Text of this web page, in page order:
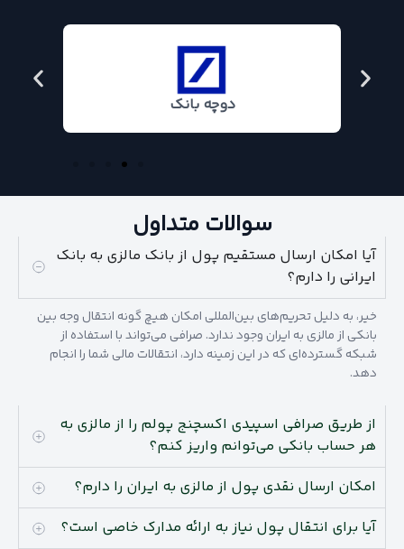
دوچه بانک
سوالات متداول
آیا امکان ارسال مستقیم پول از بانک مالزی به بانک
ایرانی را دارم؟
خیر، به دلیل تحریم‌های بین‌المللی امکان هیچ گونه انتقال وجه بین
بانکی از مالزی به ایران وجود ندارد. صرافی می‌تواند با استفاده از
شبکه گسترده‌ای که در این زمینه دارد، انتقالات مالی شما را انجام
دهد.
از طریق صرافی اسپیدی اکسچنج پولم را از مالزی به
هر حساب بانکی می‌توانم واریز کنم؟
امکان ارسال نقدی پول از مالزی به ایران را دارم؟
آیا برای انتقال پول نیاز به ارائه مدارک خاصی است؟